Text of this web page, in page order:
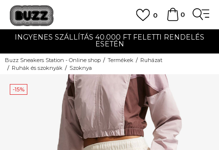
0
0
INGYENES SZÁLLÍTÁS 40.000 FT FELETTI RENDELÉS
ESETÉN
Buzz Sneakers Station - Online shop Termékek
Ruházat
Ruhák és szoknyák
Szoknya
-15%